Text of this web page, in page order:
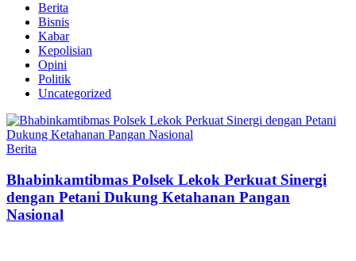
Berita
Bisnis
Kabar
Kepolisian
Opini
Politik
Uncategorized
Berita
Bhabinkamtibmas Polsek Lekok Perkuat Sinergi
dengan Petani Dukung Ketahanan Pangan
Nasional